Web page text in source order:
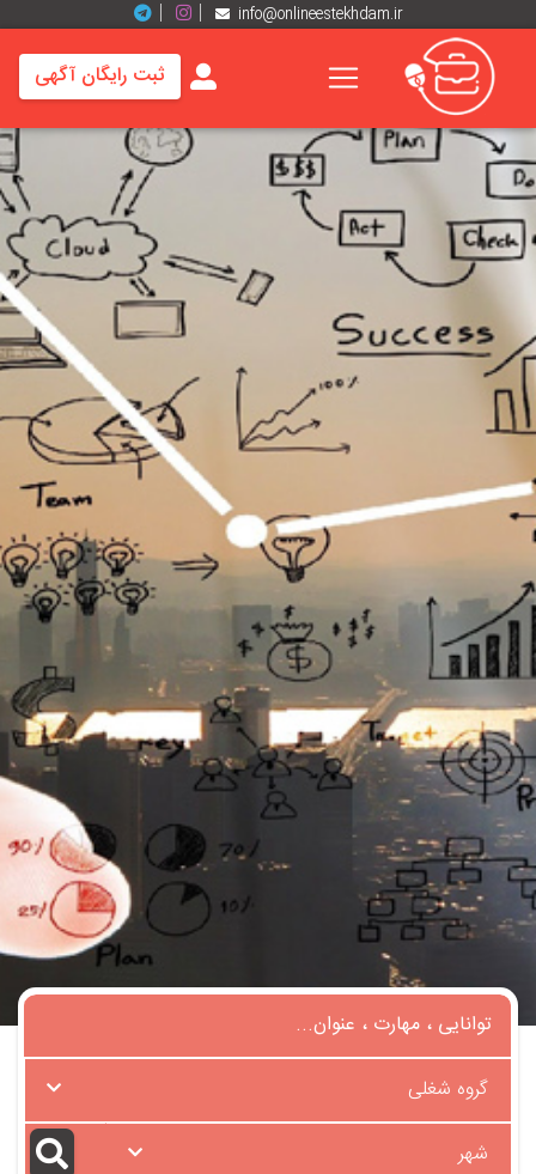
info@onlineestekhdam.ir
خانه
فرصت
های
شغلی
برند
رزومه
ها
مشاغل
تماس
با
ما
درباره
ما
ثبت رایگان آگهی
گروه شغلی
شهر